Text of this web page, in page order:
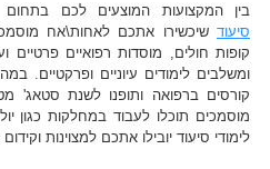
בין המקצועות המוצעים לכם
סיעודשיכשירו אתכם לאחות\אח
קופות חולים, מוסדות רפואיים פרטיים
ומשלבים לימודים עיוניים ופרקטיים.
קורסים ברפואה ותופנו לשנת סטאג'
מוסמכים תוכלו לעבוד במחלקות כגון
לימודי סיעוד יובילו אתכם למצוינות